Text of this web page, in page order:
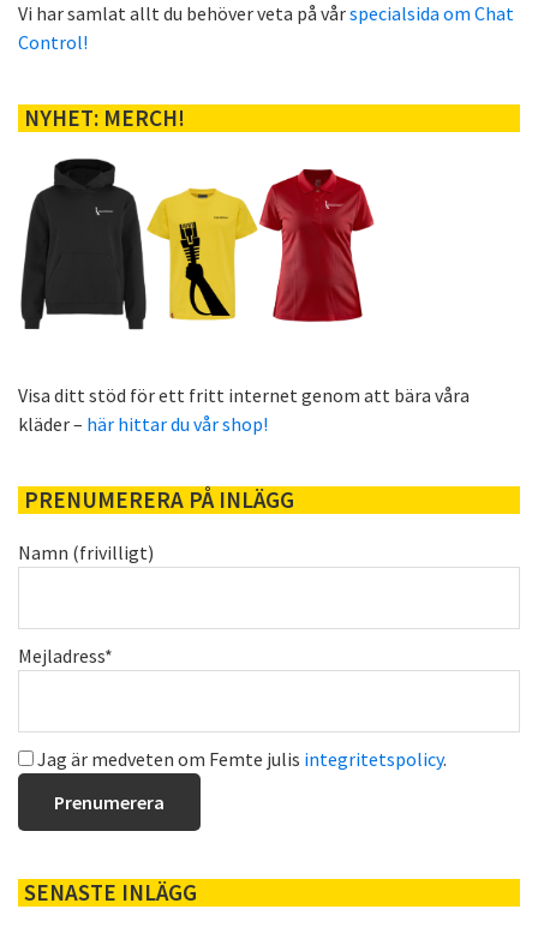
Vi har samlat allt du behöver veta på vårspecialsida om Chat
Control!
NYHET: MERCH!
Visa ditt stöd för ett fritt internet genom att bära våra
kläder – här hittar du vår shop!
PRENUMERERA PÅ INLÄGG
Namn (frivilligt)
Mejladress*
Jag är medveten om Femte julis integritetspolicy.
SENASTE INLÄGG